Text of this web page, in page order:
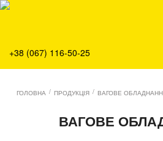
+38 (067) 116-50-25
Про нас
Сервіс
Рішення
ГОЛОВНА / ПРОДУКЦІЯ / ВАГОВЕ
ВАГОВЕ